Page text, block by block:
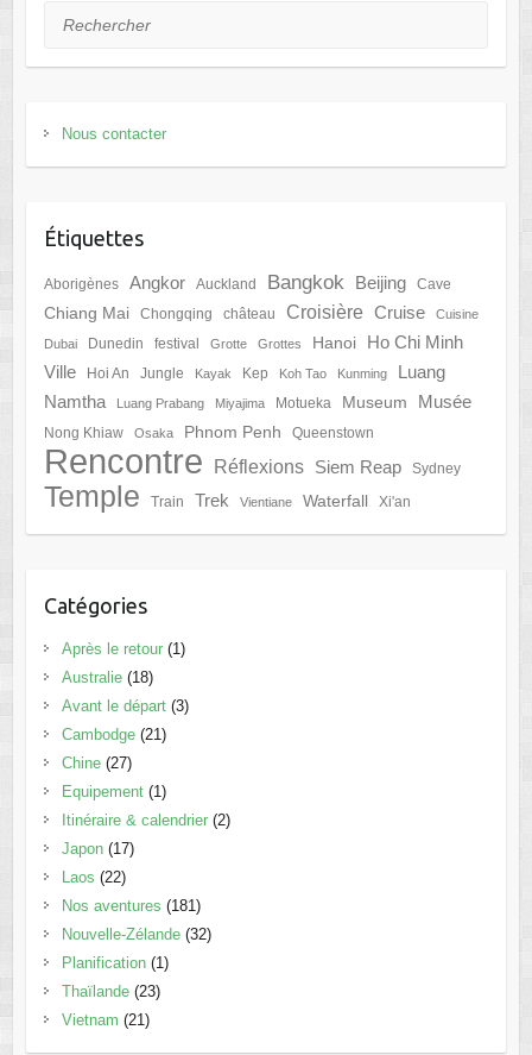
Rechercher
Nous contacter
Étiquettes
Aborigènes Angkor Auckland Bangkok Beijing Cave
Chiang Mai Chongqing château Croisière Cruise Cuisine
Dubai Dunedin festival Grotte Grottes Hanoi
Ho Chi Minh
Ville
Hoi An Jungle Kayak Kep Koh Tao Kunming
Luang
Namtha
Luang Prabang Miyajima Motueka Museum Musée
Nong Khiaw Osaka Phnom Penh Queenstown
Rencontre Réflexions Siem Reap Sydney
Temple Train Trek Vientiane Waterfall Xi'an
Catégories
Après le retour(1)
Australie(18)
Avant le départ(3)
Cambodge(21)
Chine(27)
Equipement(1)
Itinéraire & calendrier(2)
Japon(17)
Laos (22)
Nos aventures (181)
Nouvelle-Zélande(32)
Planification(1)
Thaïlande(23)
Vietnam (21)